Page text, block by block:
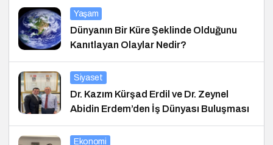
Yaşam
Dünyanın Bir Küre Şeklinde Olduğunu
Kanıtlayan Olaylar Nedir?
Siyaset
Dr. Kazım Kürşad Erdil ve Dr. Zeynel
Abidin Erdem’den İş Dünyası Buluşması
Ekonomi